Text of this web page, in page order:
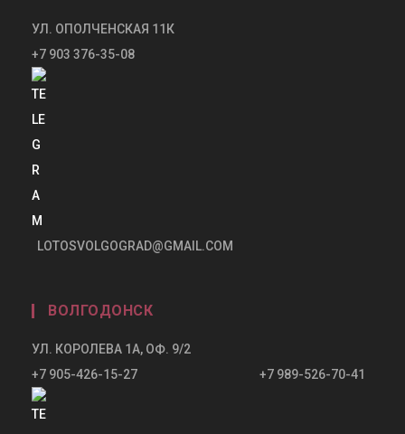
УЛ. ОПОЛЧЕНСКАЯ 11К
+7 903 376-35-08
LOTOSVOLGOGRAD@GMAIL.COM
ВОЛГОДОНСК
УЛ. КОРОЛЕВА 1А, ОФ. 9/2
+7 905-426-15-27 +7 989-526-70-41